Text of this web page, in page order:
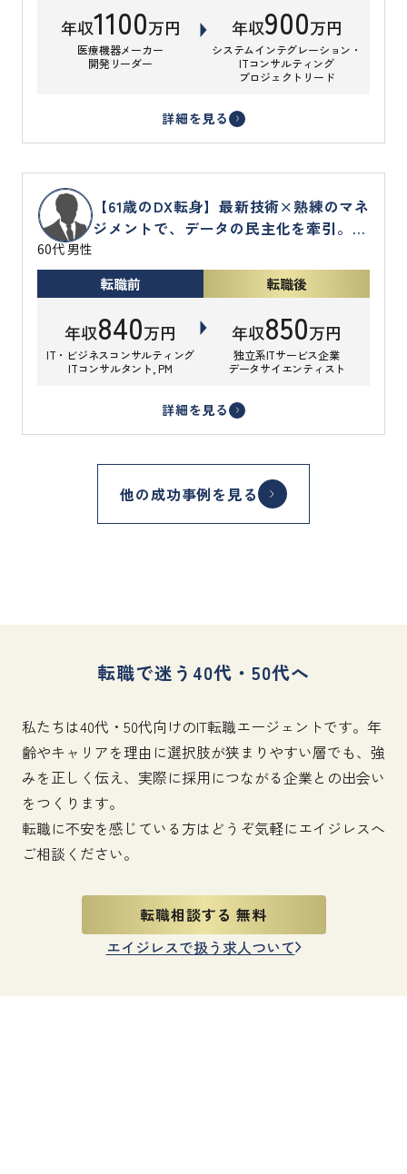
年収1100万円
医療機器メーカー
開発リーダー
年収900万円
システムインテグレーション・
ITコンサルティング
プロジェクトリード
詳細を見る
60代 男性
【61歳のDX転身】最新技術×熟練のマネ
ジメントで、データの民主化を牽引。独
生
転職前
年収840万円
IT・ビジネスコンサルティング
ITコンサルタント, PM
転職後
年収850万円
独立系ITサービス企業
データサイエンティスト
詳細を見る
他の成功事例を見る
転職で迷う40代・50代へ
私たちは40代・50代向けのIT転職エージェントです。年
齢やキャリアを理由に選択肢が狭まりやすい層でも、強
みを正しく伝え、実際に採用につながる企業との出会い
をつくります。
転職に不安を感じている方はどうぞ気軽にエイジレスへ
ご相談ください。
転職相談する 無料
エイジレスで扱う求人ついて